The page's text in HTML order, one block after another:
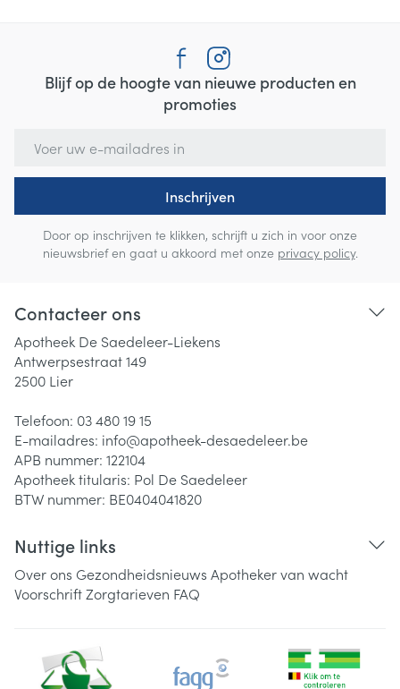
Blijf op de hoogte van nieuwe producten en
promoties
Inschrijven
Door op inschrijven te klikken, schrijft u zich in voor onze
nieuwsbrief en gaat u akkoord met onze privacy policy.
Contacteer ons
Apotheek De Saedeleer-Liekens
Antwerpsestraat 149
2500 Lier
Telefoon: 03 480 19 15
E-mailadres: info@apotheek-desaedeleer.be
APB nummer: 122104
Apotheek titularis: Pol De Saedeleer
BTW nummer: BE0404041820
Nuttige links
Over ons Gezondheidsnieuws Apotheker van wacht
VoorschriftZorgtarieven FAQ